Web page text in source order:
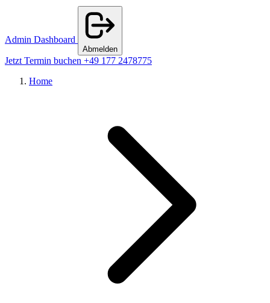
Admin Dashboard
Abmelden
Jetzt Termin buchen +49 177 2478775
Home